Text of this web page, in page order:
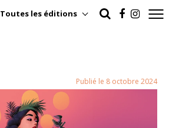
Toutes les éditions
Publié le 8 octobre 2024